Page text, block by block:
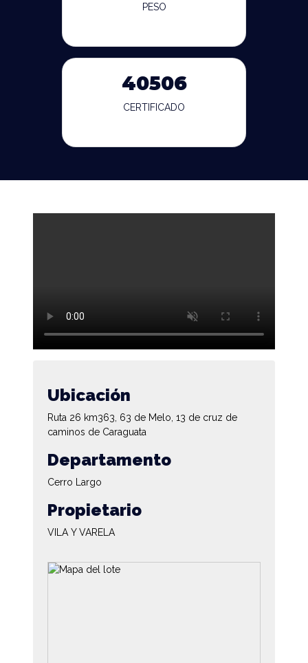
PESO
40506
CERTIFICADO
Ubicación
Ruta 26 km363, 63 de Melo, 13 de cruz de
caminos de Caraguata
Departamento
Cerro Largo
Propietario
VILA Y VARELA